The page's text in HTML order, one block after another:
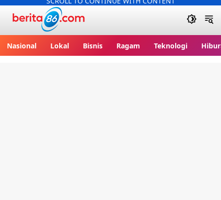
Nasional Lokal Bisnis Ragam Teknologi